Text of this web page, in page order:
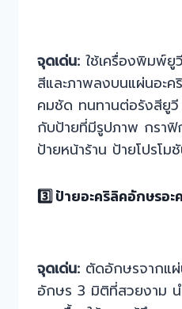
จุดเด่น:ใช้เครื่องพิมพ์
สีและภาพลงบนแผ่นอะ
คมชัด ทนทานต่อรังสียูวี
กับป้ายที่มีรูปภาพ กรา
ป้ายหน้าร้าน ป้ายโปรโม
3️⃣ ป้ายอะคริลิคอักษรอะ
จุดเด่น:ตัดอักษรจากแผ่
อักษร 3 มิติที่สวยงาม